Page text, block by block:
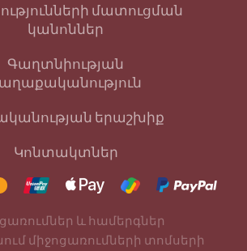
մատուցման
կանոններ
Գաղտնիության
երաշխիք
Կոնտակտներ
և համերգներ
միջոցառումների տոմսերի